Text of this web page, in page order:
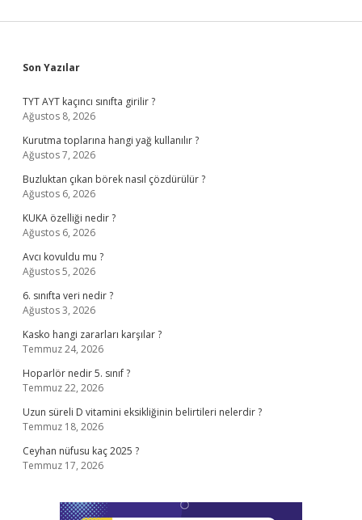
Sidebar
Son Yazılar
TYT AYT kaçıncı sınıfta girilir ?
Ağustos 8, 2026
Kurutma toplarına hangi yağ kullanılır ?
Ağustos 7, 2026
Buzluktan çıkan börek nasıl çözdürülür ?
Ağustos 6, 2026
KUKA özelliği nedir ?
Ağustos 6, 2026
Avcı kovuldu mu ?
Ağustos 5, 2026
6. sınıfta veri nedir ?
Ağustos 3, 2026
Kasko hangi zararları karşılar ?
Temmuz 24, 2026
Hoparlör nedir 5. sınıf ?
Temmuz 22, 2026
Uzun süreli D vitamini eksikliğinin belirtileri nelerdir ?
Temmuz 18, 2026
Ceyhan nüfusu kaç 2025 ?
Temmuz 17, 2026